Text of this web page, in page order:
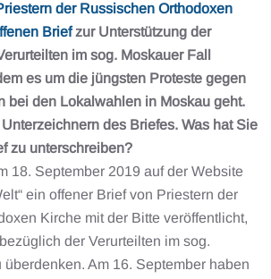
der Russischen Orthodoxen
Briefzur Unterstützung der
im sog. Moskauer Fall
es um die jüngsten Proteste gegen
bei den Lokalwahlen in Moskau geht.
des Briefes. Was hat Sie
zu unterschreiben?
18. September 2019 auf der Website
ein offener Brief von Priestern der
Kirche mit der Bitte veröffentlicht,
der Verurteilten im sog.
überdenken. Am 16. September haben